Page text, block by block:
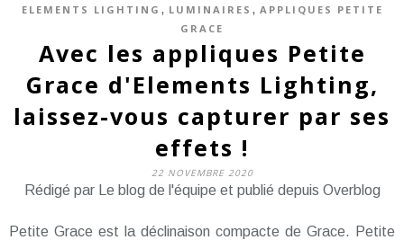
ELEMENTS LIGHTING , LUMINAIRES , APPLIQUES PETITE
GRACE
Avec les appliques Petite
Grace d'Elements Lighting,
laissez-vous capturer par ses
effets !
22 NOVEMBRE 2020
Rédigé par Le blog de l'équipe et publié depuis Overblog
Petite Grace est la déclinaison compacte de Grace. Petite